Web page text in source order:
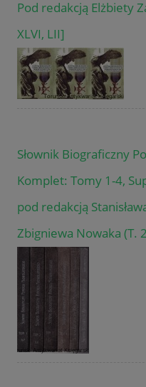
Pod redakcją Elżbiety
XLVI, LII]
Słownik Biograficzny
Komplet: Tomy 1-4,
pod redakcją
Zbigniewa Nowaka (T.